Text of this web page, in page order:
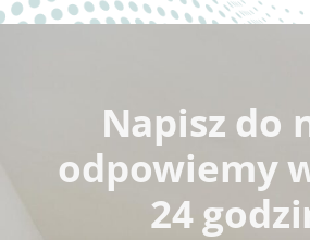
Napisz do
odpowiemy
24